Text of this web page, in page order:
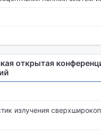
открытая
излучения